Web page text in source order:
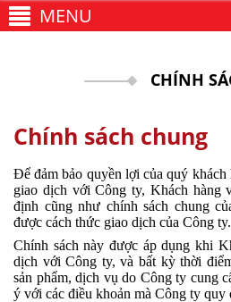
MENU
CHÍNH
Chính sách chung
Để đảm bảo quyền lợi của quý
giao dịch với Công ty, Khách hàng
định cũng như chính sách chung
được cách thức giao dịch của Công ty.
Chính sách này được áp dụng khi
dịch với Công ty, và bất kỳ thời
sản phẩm, dịch vụ do Công ty cung
ý với các điều khoản mà Công ty quy